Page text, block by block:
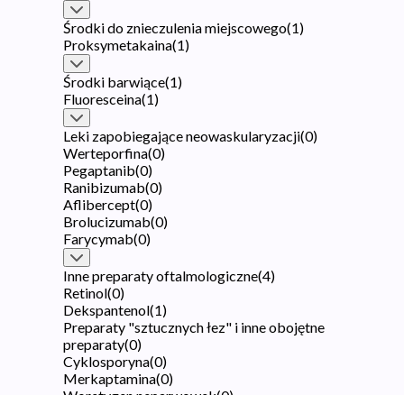
Środki do znieczulenia miejscowego(1)
Proksymetakaina(1)
Środki barwiące(1)
Fluoresceina(1)
Leki zapobiegające neowaskularyzacji(0)
Werteporfina(0)
Pegaptanib(0)
Ranibizumab(0)
Aflibercept(0)
Brolucizumab(0)
Farycymab(0)
Inne preparaty oftalmologiczne(4)
Retinol(0)
Dekspantenol(1)
Preparaty "sztucznych łez" i inne obojętne
preparaty(0)
Cyklosporyna(0)
Merkaptamina(0)